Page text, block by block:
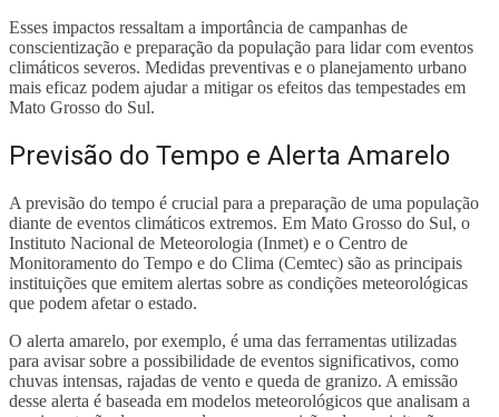
Esses impactos ressaltam a importância de campanhas de
conscientização e preparação da população para lidar com eventos
climáticos severos. Medidas preventivas e o planejamento urbano
mais eficaz podem ajudar a mitigar os efeitos das tempestades em
Mato Grosso do Sul.
Previsão do Tempo e Alerta Amarelo
A previsão do tempo é crucial para a preparação de uma população
diante de eventos climáticos extremos. Em Mato Grosso do Sul, o
Instituto Nacional de Meteorologia (Inmet) e o Centro de
Monitoramento do Tempo e do Clima (Cemtec) são as principais
instituições que emitem alertas sobre as condições meteorológicas
que podem afetar o estado.
O alerta amarelo, por exemplo, é uma das ferramentas utilizadas
para avisar sobre a possibilidade de eventos significativos, como
chuvas intensas, rajadas de vento e queda de granizo. A emissão
desse alerta é baseada em modelos meteorológicos que analisam a